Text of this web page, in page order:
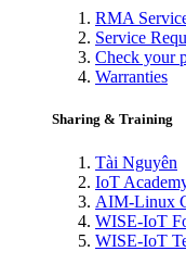
RMA
Service
Check your
Warranties
Sharing & Training
Tài Nguyên
IoT
AIM-Linux
WISE-IoT
WISE-IoT